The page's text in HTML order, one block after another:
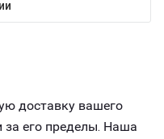
доставку вашего
за его пределы. Наша